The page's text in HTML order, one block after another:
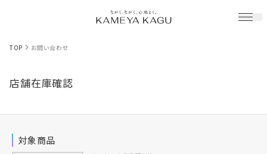
TOP お問い合わせ
店舗在庫確認
対象商品